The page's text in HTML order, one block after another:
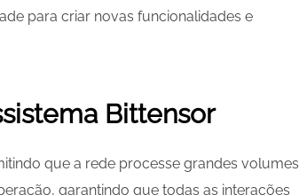
para criar novas funcionalidades e
Bittensor
que a rede processe grandes volumes
garantindo que todas as interações